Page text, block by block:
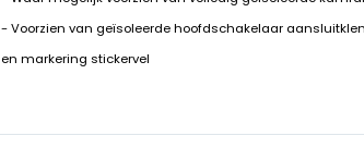
- Voorzien van geïsoleerde hoofdschakelaar
en markering stickervel